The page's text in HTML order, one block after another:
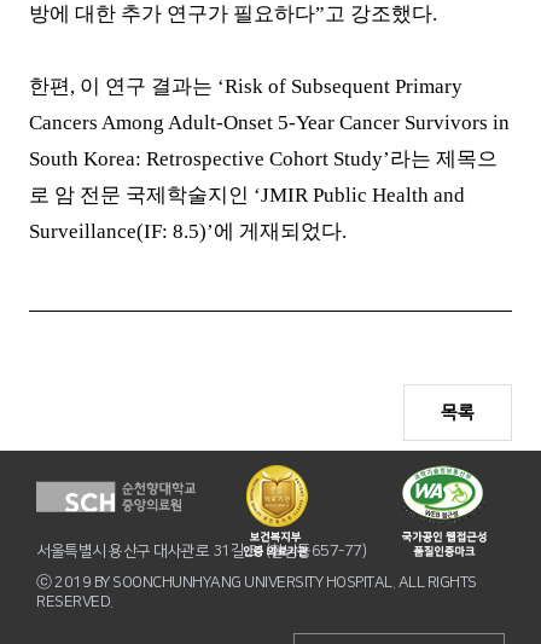
방에 대한 추가 연구가 필요하다”고 강조했다.
한편, 이 연구 결과는 ‘Risk of Subsequent Primary
Cancers Among Adult-Onset 5-Year Cancer Survivors in
South Korea: Retrospective Cohort Study’라는 제목으
로 암 전문 국제학술지인 ‘JMIR Public Health and
Surveillance(IF: 8.5)’에 게재되었다.
목록
서울특별시 용산구 대사관로 31길 31(한남동657-77)
ⓒ 2019 BY SOONCHUNHYANG UNIVERSITY HOSPITAL. ALL RIGHTS
RESERVED.